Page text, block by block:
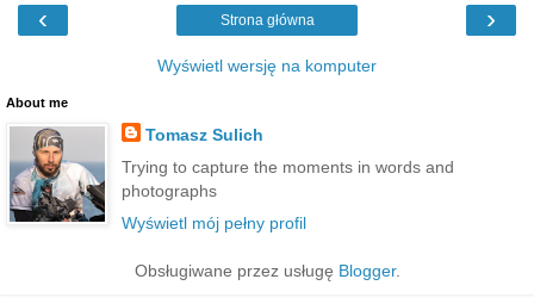
‹ ›
Strona główna
Wyświetl wersję na komputer
About me
Tomasz Sulich
Trying to capture the moments in words and
photographs
Wyświetl mój pełny profil
Obsługiwane przez usługę Blogger.